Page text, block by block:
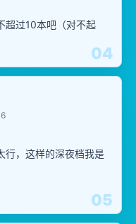
04
超过10本吧（对不起
05
行，这样的深夜档我是